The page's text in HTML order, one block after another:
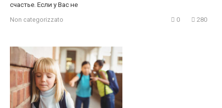
счастье. Если у Вас не
Non categorizzato 0 280